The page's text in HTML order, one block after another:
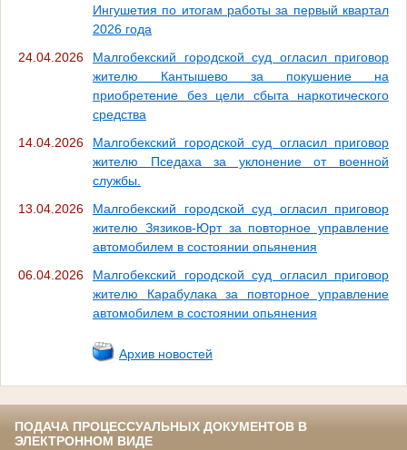
Ингушетия по итогам работы за первый квартал
2026 года
24.04.2026
Малгобекский городской суд огласил приговор
жителю Кантышево за покушение на
приобретение без цели сбыта наркотического
средства
14.04.2026
Малгобекский городской суд огласил приговор
жителю Пседаха за уклонение от военной
службы.
13.04.2026
Малгобекский городской суд огласил приговор
жителю Зязиков-Юрт за повторное управление
автомобилем в состоянии опьянения
06.04.2026
Малгобекский городской суд огласил приговор
жителю Карабулака за повторное управление
автомобилем в состоянии опьянения
Архив новостей
ПОДАЧА ПРОЦЕССУАЛЬНЫХ ДОКУМЕНТОВ В
ЭЛЕКТРОННОМ ВИДЕ